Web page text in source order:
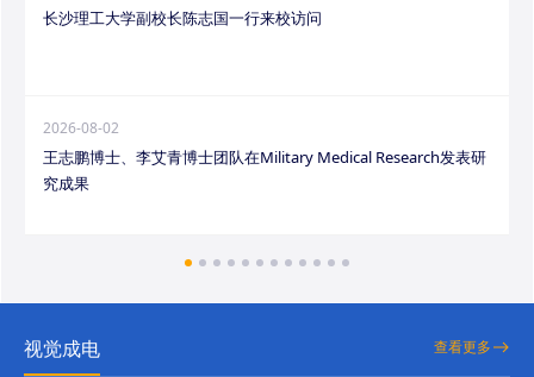
长沙理工大学副校长陈志国一行来校访问
2026-08-02
王志鹏博士、李艾青博士团队在Military Medical Research发表研
究成果
视觉成电 查看更多